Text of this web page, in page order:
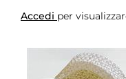
Accedi per